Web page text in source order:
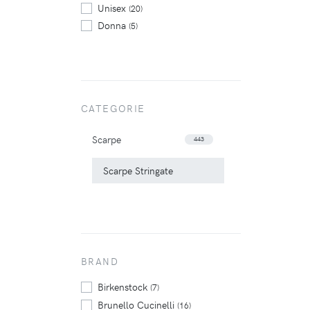
Unisex (20)
Donna (5)
CATEGORIE
Scarpe 443
Scarpe Stringate
BRAND
Birkenstock (7)
Brunello Cucinelli (16)